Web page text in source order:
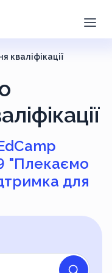
кваліфікації
"Плекаємо
для